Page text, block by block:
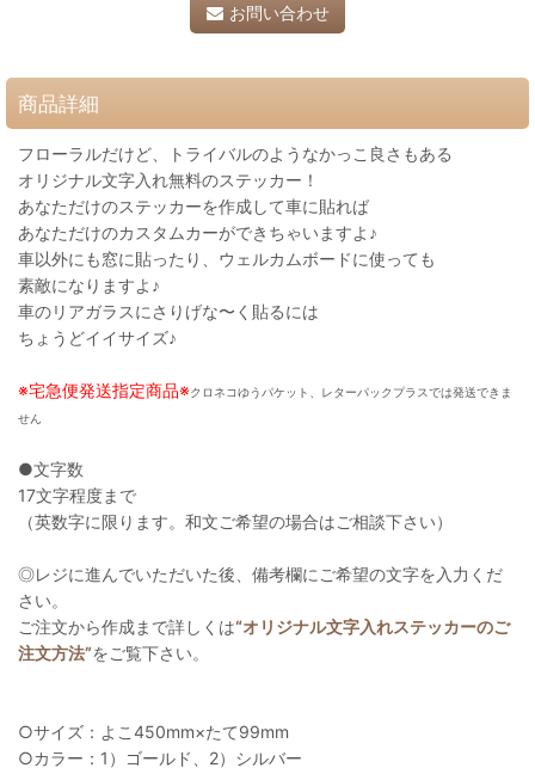
お問い合わせ
商品詳細
フローラルだけど、トライバルのようなかっこ良さもある
オリジナル文字入れ無料のステッカー！
あなただけのステッカーを作成して車に貼れば
あなただけのカスタムカーができちゃいますよ♪
車以外にも窓に貼ったり、ウェルカムボードに使っても
素敵になりますよ♪
車のリアガラスにさりげな〜く貼るには
ちょうどイイサイズ♪
※宅急便発送指定商品※クロネコゆうパケット、レターパックプラスでは発送できま
せん
●文字数
17文字程度まで
（英数字に限ります。和文ご希望の場合はご相談下さい）
◎レジに進んでいただいた後、備考欄にご希望の文字を入力くだ
さい。
ご注文から作成まで詳しくは“オリジナル文字入れステッカーのご
注文方法”をご覧下さい。
○サイズ：よこ450mm×たて99mm
○カラー：1）ゴールド、2）シルバー